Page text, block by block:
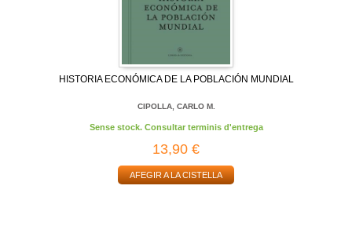
HISTORIA ECONÓMICA DE LA POBLACIÓN MUNDIAL
CIPOLLA, CARLO M.
Sense stock. Consultar terminis d'entrega
13,90 €
AFEGIR A LA CISTELLA